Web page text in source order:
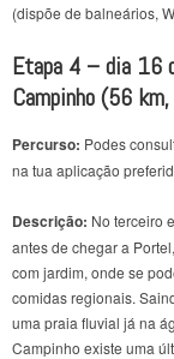
(dispõe de balneários,
Etapa 4 – dia 16
Campinho(56
Percurso: Podes
na tua aplicação
Descrição: No terceiro
antes de chegar a
com jardim, onde se
comidas regionais.
uma praia fluvial já na
Campinho existe uma